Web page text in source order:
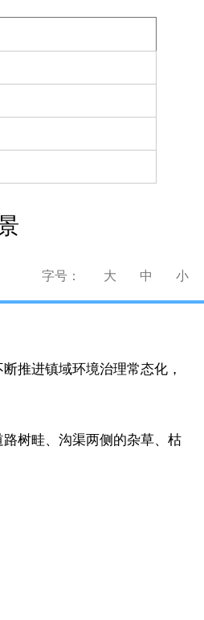
字号： 大 中 小
推进镇域环境治理常态化，
树畦、沟渠两侧的杂草、枯